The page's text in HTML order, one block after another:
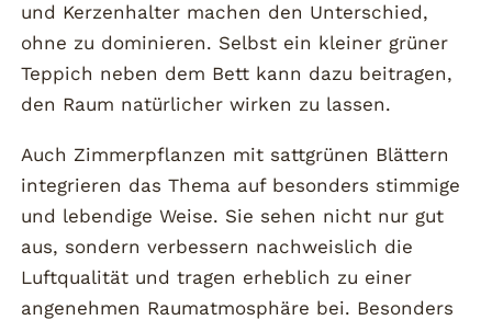
und Kerzenhalter machen den Unterschied,
ohne zu dominieren. Selbst ein kleiner grüner
Teppich neben dem Bett kann dazu beitragen,
den Raum natürlicher wirken zu lassen.
Auch Zimmerpflanzen mit sattgrünen Blättern
integrieren das Thema auf besonders stimmige
und lebendige Weise. Sie sehen nicht nur gut
aus, sondern verbessern nachweislich die
Luftqualität und tragen erheblich zu einer
angenehmen Raumatmosphäre bei. Besonders